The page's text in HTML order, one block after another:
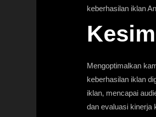
keberhasilan iklan
Mengoptimalkan
keberhasilan iklan
iklan, mencapai
dan evaluasi kinerja